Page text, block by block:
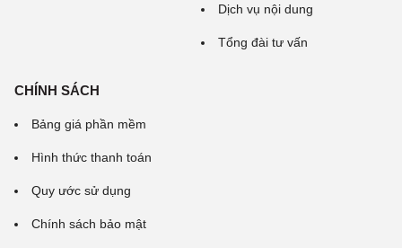
Dịch vụ nội dung
Tổng đài tư vấn
CHÍNH SÁCH
Bảng giá phần mềm
Hình thức thanh toán
Quy ước sử dụng
Chính sách bảo mật